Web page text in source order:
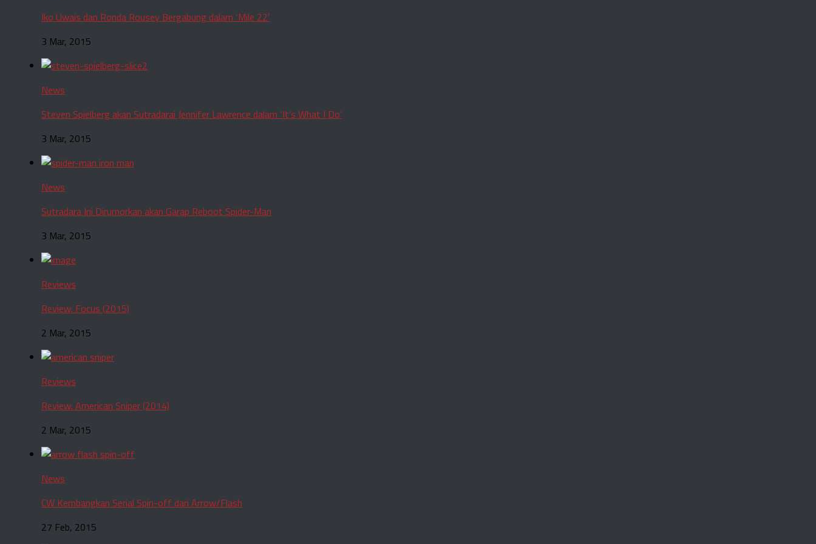
Iko Uwais dan Ronda Rousey Bergabung dalam ‘Mile 22′
3 Mar, 2015
News
Steven Spielberg akan Sutradarai Jennifer Lawrence dalam ‘It’s What I Do’
3 Mar, 2015
News
Sutradara Ini Dirumorkan akan Garap Reboot Spider-Man
3 Mar, 2015
Reviews
Review: Focus (2015)
2 Mar, 2015
Reviews
Review: American Sniper (2014)
2 Mar, 2015
News
CW Kembangkan Serial Spin-off dari Arrow/Flash
27 Feb, 2015